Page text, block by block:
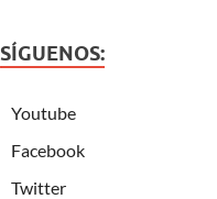
SÍGUENOS:
Youtube
Facebook
Twitter